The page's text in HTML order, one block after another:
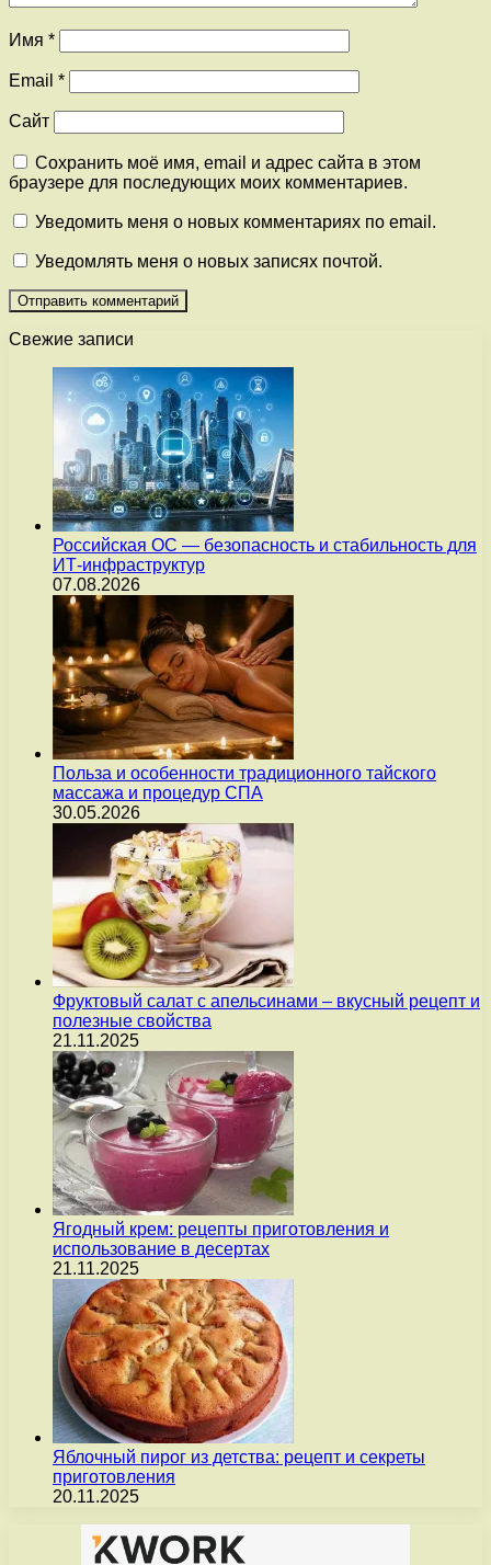
Имя *
Email *
Сайт
Сохранить моё имя, email и адрес сайта в этом
браузере для последующих моих комментариев.
Уведомить меня о новых комментариях по email.
Уведомлять меня о новых записях почтой.
Свежие записи
Российская ОС — безопасность и стабильность для
ИТ-инфраструктур
07.08.2026
Польза и особенности традиционного тайского
массажа и процедур СПА
30.05.2026
Фруктовый салат с апельсинами – вкусный рецепт и
полезные свойства
21.11.2025
Ягодный крем: рецепты приготовления и
использование в десертах
21.11.2025
Яблочный пирог из детства: рецепт и секреты
приготовления
20.11.2025